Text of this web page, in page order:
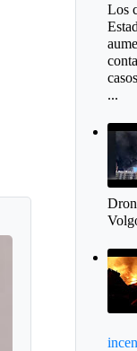
Los
...